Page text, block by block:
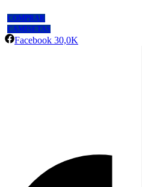
COMPRAR
CAMISETAS
Facebook 30,0K